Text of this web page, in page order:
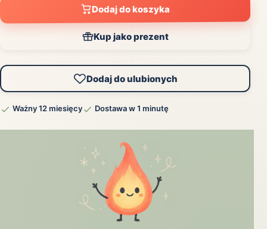
Dodaj do koszyka
Kup jako prezent
Dodaj do ulubionych
Ważny 12 miesięcy Dostawa w 1 minutę